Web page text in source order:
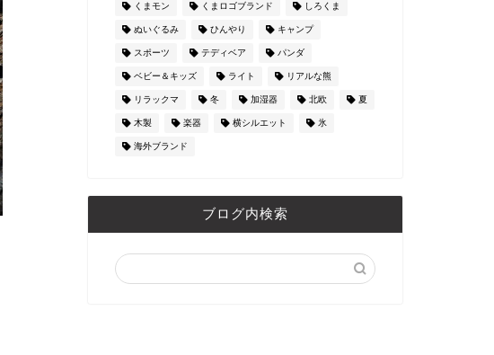
くまモン くまロゴブランド しろくま
ぬいぐるみ ひんやり キャンプ
スポーツ テディベア パンダ
ベビー＆キッズ ライト リアルな熊
リラックマ 冬 加湿器 北欧 夏
木製 楽器 横シルエット 氷
海外ブランド
ブログ内検索